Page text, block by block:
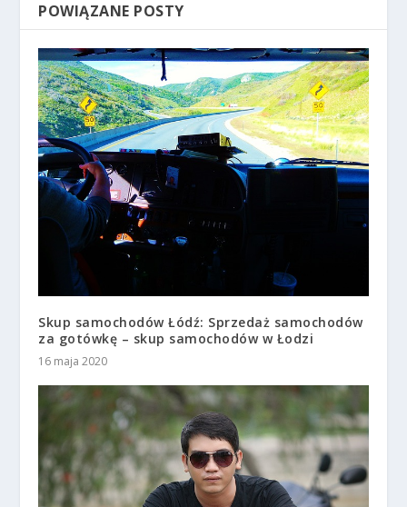
POWIĄZANE POSTY
Skup samochodów Łódź: Sprzedaż samochodów
za gotówkę – skup samochodów w Łodzi
16 maja 2020